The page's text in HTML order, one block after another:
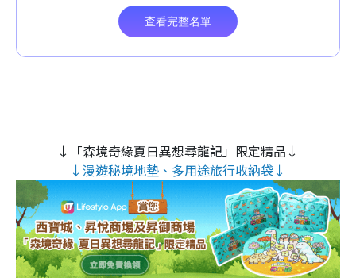
↓「森境奇緣夏日異想尋龍記」限定精品↓
↓漫遊秘境地墊、多用途旅行收納袋↓